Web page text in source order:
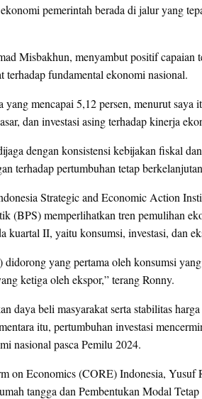
pemerintah berada di jalur yang
Misbakhun, menyambut positif capaian
terhadap fundamental ekonomi nasional.
mencapai 5,12 persen, menurut saya
dan investasi asing terhadap kinerja
dengan konsistensi kebijakan fiskal
terhadap pertumbuhan tetap
Strategic and Economic Action
(BPS) memperlihatkan tren pemulihan
kuartal II, yaitu konsumsi, investasi, dan
didorong yang pertama oleh konsumsi
ketiga oleh ekspor,” terang Ronny.
daya beli masyarakat serta stabilitas
itu, pertumbuhan investasi
nasional pasca Pemilu 2024.
on Economics (CORE) Indonesia, Yusuf
tangga dan Pembentukan Modal